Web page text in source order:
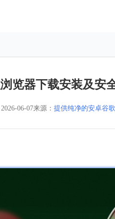
览器下载安装及安
2026-06-07来源： 提供纯净的安卓谷